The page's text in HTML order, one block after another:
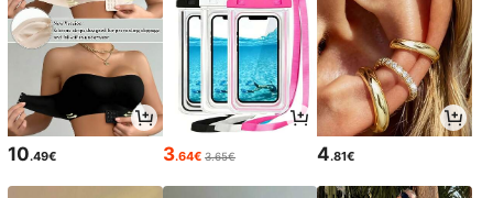
10.49€ 3.64€ 3.65€ 4.81€